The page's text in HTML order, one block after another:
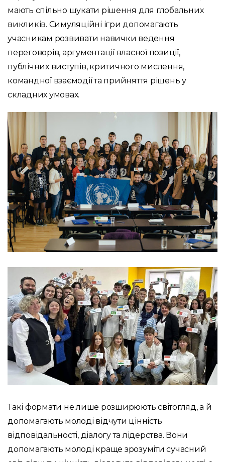
мають спільно шукати рішення для глобальних
викликів. Симуляційні ігри допомагають
учасникам розвивати навички ведення
переговорів, аргументації власної позиції,
публічних виступів, критичного мислення,
командної взаємодії та прийняття рішень у
складних умовах.
Такі формати не лише розширюють світогляд, а й
допомагають молоді відчути цінність
відповідальності, діалогу та лідерства. Вони
допомагають молоді краще зрозуміти сучасний